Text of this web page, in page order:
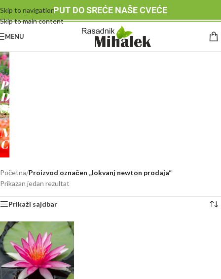
Skip to navigation
Skip to main content
PUT DO SREĆE NAŠE CVEĆE
MENU
RASADNIK
MIHALEK
PUT
DO
SREĆE
-
NAŠE
CVEĆE
Početna/Proizvod označen „lokvanj newton prodaja“
Prikazan jedan rezultat
Prikaži sajdbar